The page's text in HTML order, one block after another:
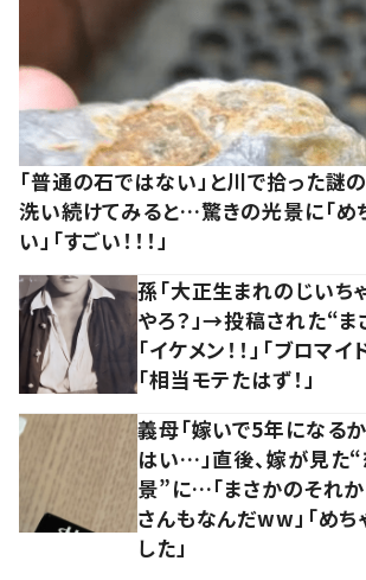
「普通の石ではない」と川で拾った謎
洗い続けてみると…驚きの光景に「め
い」「すごい！！！」
孫「大正生まれのじいち
やろ？」→投稿された“
「イケメン！！」「ブロマ
「相当モテたはず！」
義母「嫁いで5年になるか
はい…」直後、嫁が見た
景”に…「まさかのそれか
さんもなんだww」「めち
した」